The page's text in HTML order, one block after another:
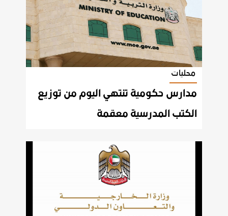
محليات
مدارس حكومية تنتهي اليوم من توزيع
الكتب المدرسية معقمة